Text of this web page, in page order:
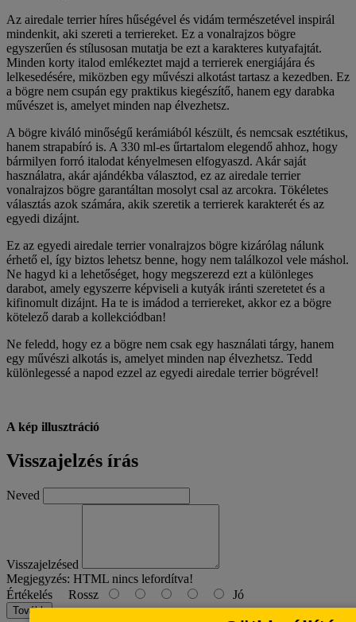
Az airedale terrier híres hűségével és vidám természetével inspirál
mindenkit, aki szereti a terriereket. Ez a vonalrajzos bögre
egyszerűen és stílusosan mutatja be ezt a karakteres kutyafajtát.
Minden korty italod emlékeztet majd a terrierek energiájára és
lelkesedésére, miközben egy művészi alkotást tartasz a kezedben. Ez
a bögre nem csupán egy praktikus kiegészítő, hanem egy darabka
művészet is, amelyet minden nap élvezhetsz.
A bögre kiváló minőségű kerámiából készült, és nemcsak esztétikus,
hanem strapabíró is. A 330 ml-es űrtartalom elegendő ahhoz, hogy
bármilyen forró italodat kényelmesen elfogyaszd. Akár saját
használatra, akár ajándékba választod, ez az airedale terrier
vonalrajzos bögre garantáltan mosolyt csal az arcokra. Tökéletes
választás azok számára, akik szeretik a terrierek karakterét és az
egyedi dizájnt.
Ez az egyedi airedale terrier vonalrajzos bögre kizárólag nálunk
érhető el, így biztos lehetsz benne, hogy nem találkozol vele máshol.
Ne hagyd ki a lehetőséget, hogy megszerezd ezt a különleges
darabot, amely egyszerre képviseli a kutyák iránti szeretetet és a
kifinomult dizájnt. Ha te is imádod a terriereket, akkor ez a bögre
kötelező darab a kollekciódban!
Ne feledd, hogy ez a bögre nem csak egy használati tárgy, hanem
egy művészi alkotás is, amelyet minden nap élvezhetsz. Tedd
különlegessé a napod ezzel az egyedi airedale terrier bögrével!
A kép illusztráció
Visszajelzés írás
Neved
Visszajelzésed
Megjegyzés: HTML nincs lefordítva!
Értékelés Rossz Jó
Tovább